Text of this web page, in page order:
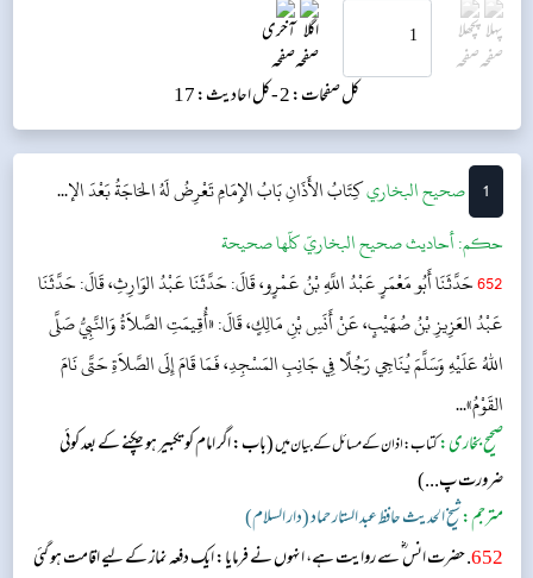
کل صفحات: 2 - کل احادیث: 17
1 ‌‌صحيح البخاريكِتَابُ الأَذَانِبَابُ الإِمَامِ تَعْرِضُ لَهُ الحَاجَةُ بَعْدَ الإ...
حکم:أحاديث صحيح البخاريّ كلّها صحيحة
652حَدَّثَنَا أَبُو مَعْمَرٍ عَبْدُ اللَّهِ بْنُ عَمْرٍو، قَالَ: حَدَّثَنَا عَبْدُ الوَارِثِ، قَالَ: حَدَّثَنَا
عَبْدُ العَزِيزِ بْنُ صُهَيْبٍ، عَنْ أَنَسِ بْنِ مَالِكٍ، قَالَ: «أُقِيمَتِ الصَّلاَةُ وَالنَّبِيُّ صَلَّى
اللهُ عَلَيْهِ وَسَلَّمَ يُنَاجِي رَجُلًا فِي جَانِبِ المَسْجِدِ، فَمَا قَامَ إِلَى الصَّلاَةِ حَتَّى نَامَ
القَوْمُ»...
صحیح بخاری:کتاب: اذان کے مسائل کے بیان میں(باب: اگر امام کو تکبیر ہو چکنے کے بعد کوئی
ضرورت پ...)
مترجم:شیخ الحدیث حافظ عبد الستار حماد (دار السلام)
652. حضرت انس ؓ سے روایت ہے، انہوں نے فرمایا: ایک دفعہ نماز کے لیے اقامت ہو گئی